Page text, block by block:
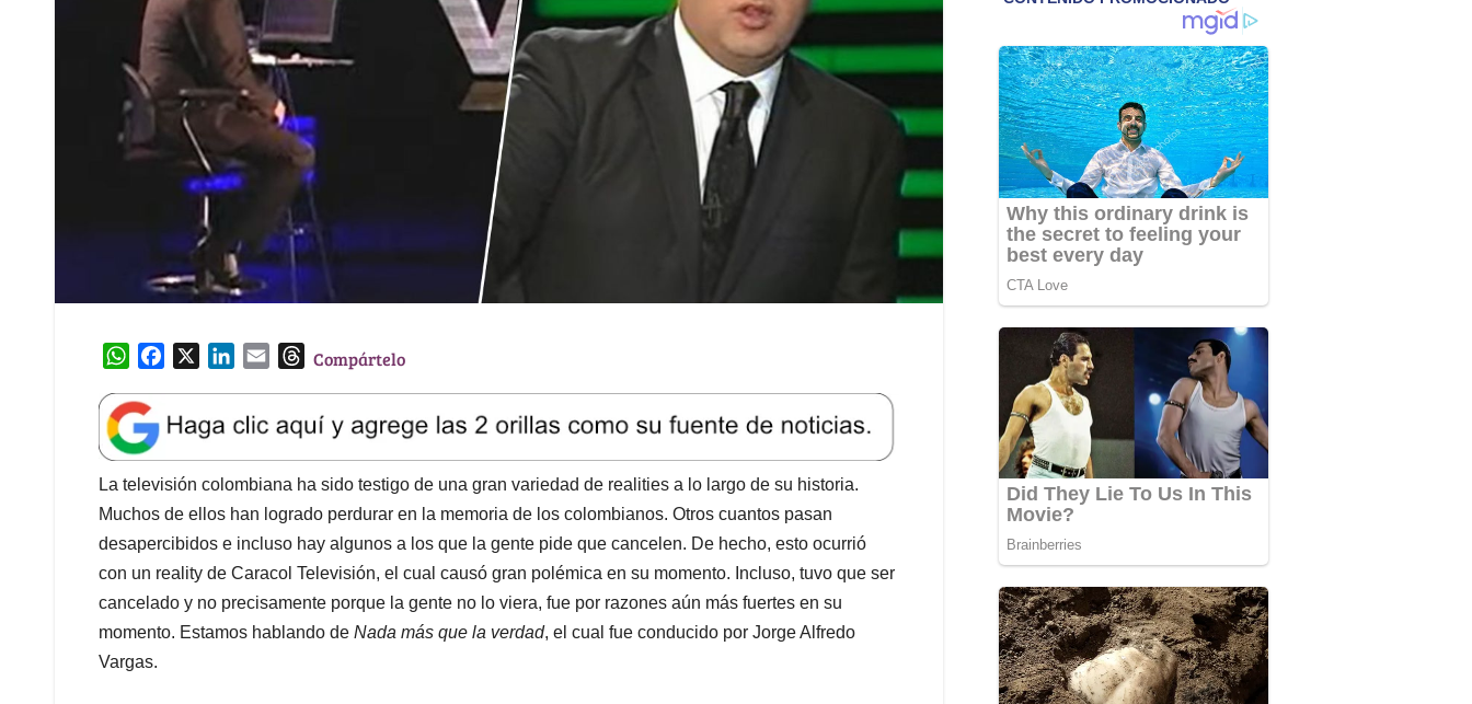
W
a
t
s
A
p
p
e
b
o
o
k
k
e
d
I
n
l
T
e
a
d
s
Compártelo
La televisión colombiana ha sido testigo de una gran variedad de realities a lo largo de su historia.
Muchos de ellos han logrado perdurar en la memoria de los colombianos. Otros cuantos pasan
desapercibidos e incluso hay algunos a los que la gente pide que cancelen. De hecho, esto ocurrió
con un reality de Caracol Televisión, el cual causó gran polémica en su momento. Incluso, tuvo que ser
cancelado y no precisamente porque la gente no lo viera, fue por razones aún más fuertes en su
momento. Estamos hablando de Nada más que la verdad, el cual fue conducido por Jorge Alfredo
Vargas.